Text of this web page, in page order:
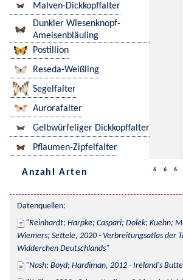
Malven-Dickkopffalter
Dunkler Wiesenknopf-
Ameisenbläuling
Postillion
Reseda-Weißling
Segelfalter
Aurorafalter
Gelbwürfeliger Dickkopffalter
Pflaumen-Zipfelfalter
Anzahl Arten 6 6 6
Datenquellen:
Reinhardt; Harpke; Caspari; Dolek; Kuehn;
Wiemers; Settele, 2020 - Verbreitungsatlas der
Widderchen Deutschlands
Nash; Boyd; Hardiman, 2012 - Ireland's